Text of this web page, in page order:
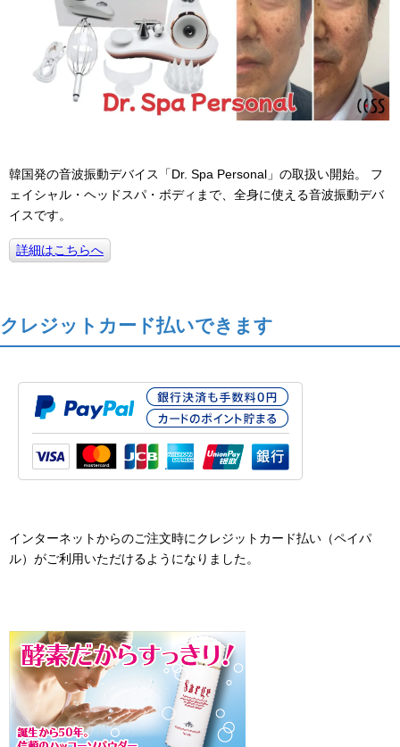
韓国発の音波振動デバイス「Dr. Spa Personal」の取扱い開始。 フ
ェイシャル・ヘッドスパ・ボディまで、全身に使える音波振動デバ
イスです。
詳細はこちらへ
クレジットカード払いできます
インターネットからのご注文時にクレジットカード払い（ペイパ
ル）がご利用いただけるようになりました。